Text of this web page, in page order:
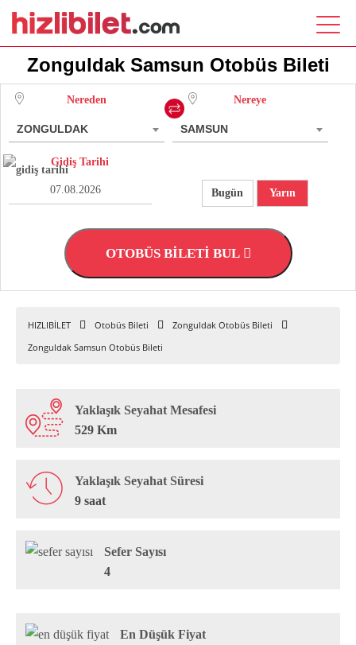
Zonguldak Samsun Otobüs Bileti
Nereden
ZONGULDAK
Nereye
SAMSUN
Gidiş Tarihi
Bugün Yarın
OTOBÜS BİLETİ BUL
HIZLIBİLET Otobüs Bileti
Zonguldak Otobüs Bileti
Zonguldak Samsun Otobüs Bileti
Yaklaşık Seyahat Mesafesi
529 Km
Yaklaşık Seyahat Süresi
9 saat
Sefer Sayısı
4
En Düşük Fiyat